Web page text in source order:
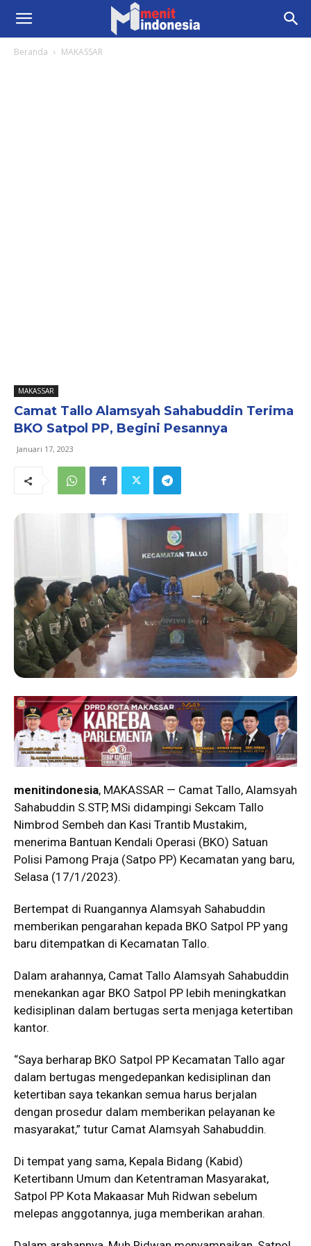
Beranda MAKASSAR
MAKASSAR
Camat Tallo Alamsyah Sahabuddin Terima
BKO Satpol PP, Begini Pesannya
Januari 17, 2023
menitindonesia, MAKASSAR — Camat Tallo, Alamsyah
Sahabuddin S.STP, MSi didampingi Sekcam Tallo
Nimbrod Sembeh dan Kasi Trantib Mustakim,
menerima Bantuan Kendali Operasi (BKO) Satuan
Polisi Pamong Praja (Satpo PP) Kecamatan yang baru,
Selasa (17/1/2023).
Bertempat di Ruangannya Alamsyah Sahabuddin
memberikan pengarahan kepada BKO Satpol PP yang
baru ditempatkan di Kecamatan Tallo.
Dalam arahannya, Camat Tallo Alamsyah Sahabuddin
menekankan agar BKO Satpol PP lebih meningkatkan
kedisiplinan dalam bertugas serta menjaga ketertiban
kantor.
“Saya berharap BKO Satpol PP Kecamatan Tallo agar
dalam bertugas mengedepankan kedisiplinan dan
ketertiban saya tekankan semua harus berjalan
dengan prosedur dalam memberikan pelayanan ke
masyarakat,” tutur Camat Alamsyah Sahabuddin.
Di tempat yang sama, Kepala Bidang (Kabid)
Ketertibann Umum dan Ketentraman Masyarakat,
Satpol PP Kota Makaasar Muh Ridwan sebelum
melepas anggotannya, juga memberikan arahan.